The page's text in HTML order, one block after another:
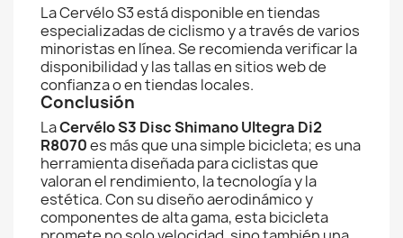
La Cervélo S3 está disponible en tiendas
especializadas de ciclismo y a través de varios
minoristas en línea. Se recomienda verificar la
disponibilidad y las tallas en sitios web de
confianza o en tiendas locales.
Conclusión
LaCervélo S3 Disc Shimano Ultegra Di2
R8070es más que una simple bicicleta; es una
herramienta diseñada para ciclistas que
valoran el rendimiento, la tecnología y la
estética. Con su diseño aerodinámico y
componentes de alta gama, esta bicicleta